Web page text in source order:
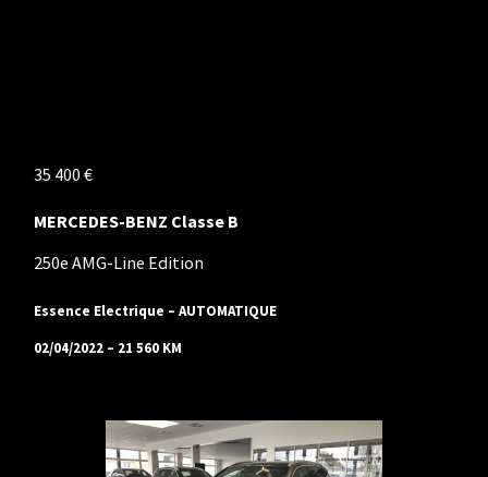
35 400 €
MERCEDES-BENZ Classe B
250e AMG-Line Edition
Essence Electrique – AUTOMATIQUE
02/04/2022 – 21 560 KM